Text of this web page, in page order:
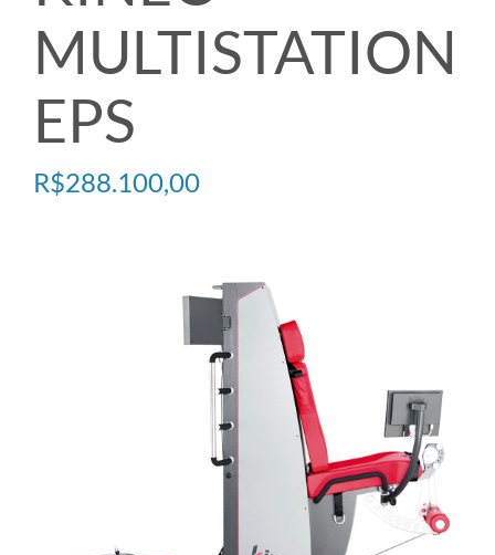
PRESSOTERAPIA
PREVENÇÃO COVID
ULTRASOM
MULTISTATION
EPS
R$288.100,00